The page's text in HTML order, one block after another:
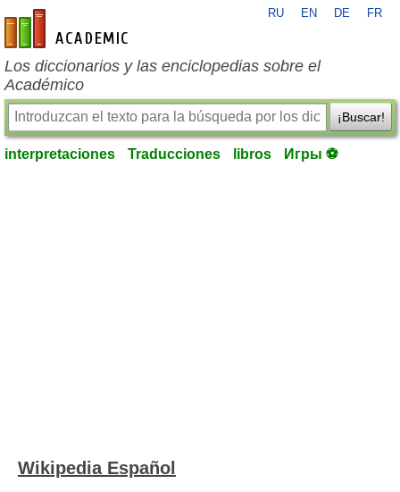
es-academic.com
RU EN DE FR
Los diccionarios y las enciclopedias sobre el
Académico
¡Buscar!
interpretaciones Traducciones libros Игры ⚽
Wikipedia Español